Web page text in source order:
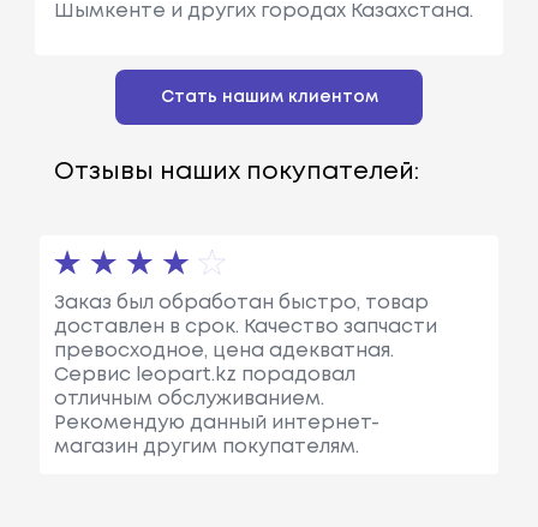
Шымкенте и других городах Казахстана.
Стать нашим клиентом
Отзывы наших покупателей:
Заказ был обработан быстро, товар
доставлен в срок. Качество запчасти
превосходное, цена адекватная.
Сервис leopart.kz порадовал
отличным обслуживанием.
Рекомендую данный интернет-
магазин другим покупателям.